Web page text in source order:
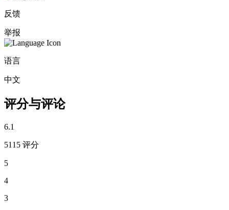
反馈
举报
语言
中文
评分与评论
6.1
5115 评分
5
4
3